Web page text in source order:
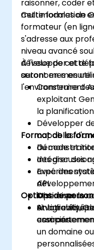
raisonner, coder
multimodales de
Cette formation
formateur (en
s'adresse aux
niveau avancé
développer et
autonomes en
l'environnement
À l'issue de cette
seront en mesure
Construire
exploitant
la
Développer
capables
du code et
Intégrer des
avec des
API.
Optimiser le
et la fiabilité
Format de la
des
Mise en
Antigravity,
associés.
Options de
Si votre
un domaine